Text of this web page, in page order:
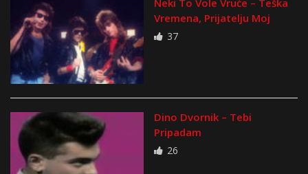
Neki To Vole Vruće – Teška
Vremena, Prijatelju Moj
37
Dino Dvornik – Tebi
Pripadam
26